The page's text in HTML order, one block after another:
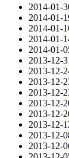
2014-01-
2014-01-
2014-01-
2014-01-
2014-01-
2013-12-
2013-12-
2013-12-
2013-12-
2013-12-
2013-12-
2013-12-
2013-12-
2013-12-